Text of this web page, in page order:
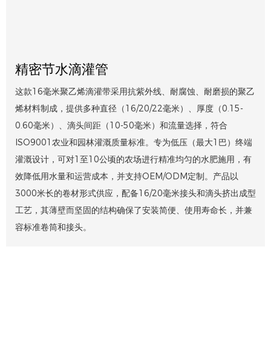
精密节水滴灌管
这款16毫米聚乙烯滴灌带采用抗紫外线、耐腐蚀、耐磨损的聚乙
烯材料制成，提供多种直径（16/20/22毫米）、厚度（0.15-
0.60毫米）、滴头间距（10-50毫米）和流量选择，符合
ISO9001农业和园林灌溉质量标准。专为低压（最大1巴）终端
灌溉设计，可对1至10公顷的农场进行精准均匀的水肥施用，有
效降低用水量和运营成本，并支持OEM/ODM定制。产品以
3000米长的卷材形式供应，配备16/20毫米接头和滴头挤出成型
工艺，其薄壁而坚固的结构确保了安装简便、使用寿命长，并兼
容标准卷筒和接头。